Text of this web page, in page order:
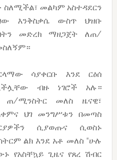
መልካም አስተዳደርን
እንቅስቃሴ ውስጥ ህዝቡ
መድረክ ማዘጋጀት ለጠ/
ሳያቀርቡ እንደ ርዕሰ
ብዙ ነገሮች አሉ።
ሚንስትር መለስ ዜናዊ፣
ህገ መንግሥቱን በመጣስ
ሲያወጡና ሲወስኑ
ልክ እንደ አቶ መለስ “ሁሉ
የአስቸኳይ ጊዜና የጸረ ሽብር